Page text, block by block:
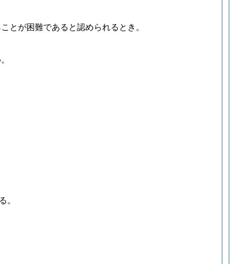
とが困難であると認められるとき。
。